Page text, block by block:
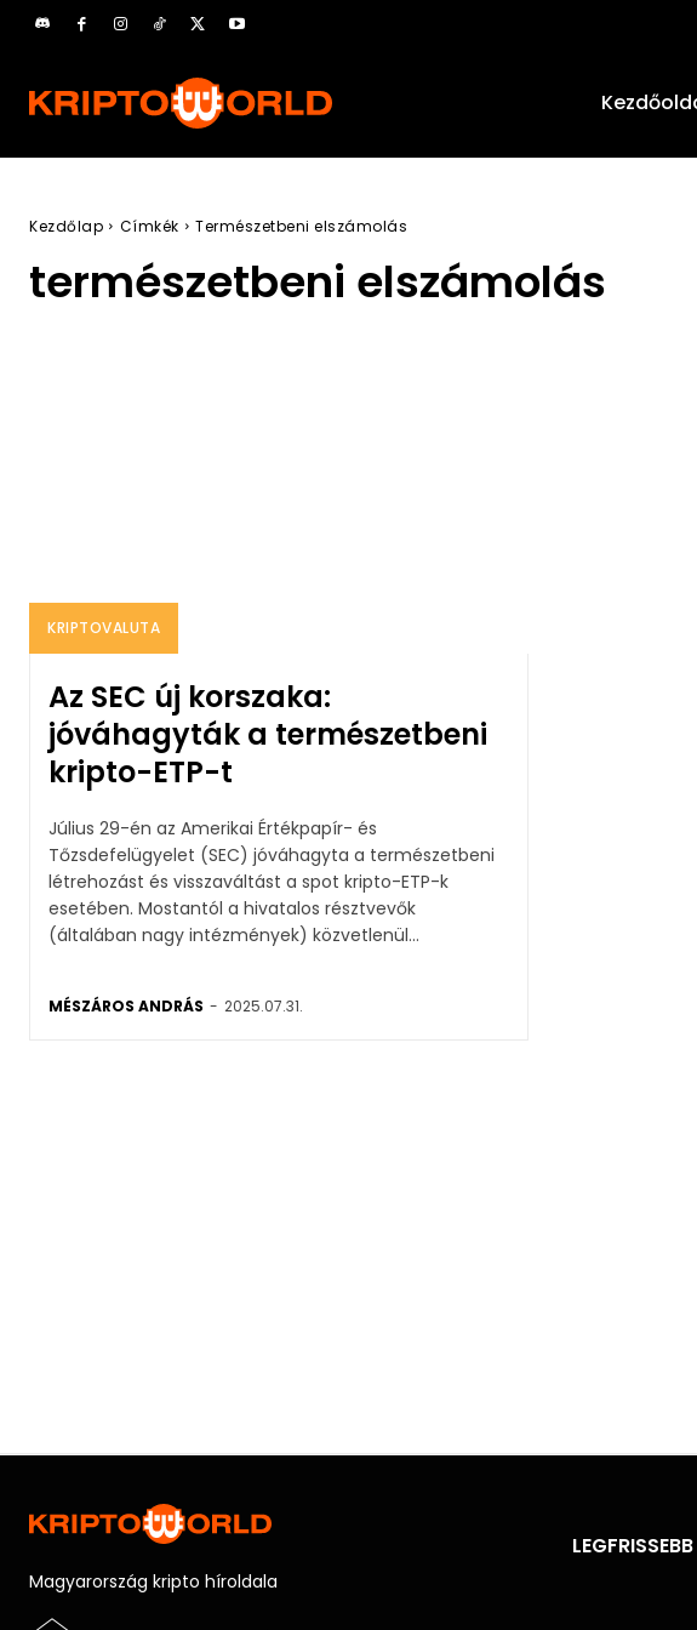
Kezdőlap Címkék Természetbeni elszámolás
természetbeni elszámolás
KRIPTOVALUTA
Az SEC új korszaka:
jóváhagyták a természetbeni
kripto-ETP-t
Július 29-én az Amerikai Értékpapír- és
Tőzsdefelügyelet (SEC) jóváhagyta a természetbeni
létrehozást és visszaváltást a spot kripto-ETP-k
esetében. Mostantól a hivatalos résztvevők
(általában nagy intézmények) közvetlenül...
MÉSZÁROS ANDRÁS - 2025.07.31.
Magyarország kripto híroldala